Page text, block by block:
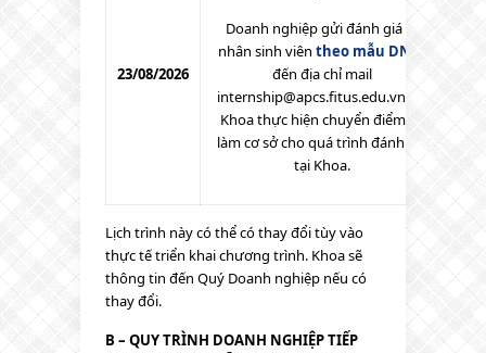
23/08/2026
Doanh nghiệp gửi đánh giá cá
nhân sinh viêntheo mẫu DN02
đến địa chỉ mail
internship@apcs.fitus.edu.vn
Khoa thực hiện chuyển điểm và
làm cơ sở cho quá trình đánh giá
tại Khoa.
Lịch trình này có thể có thay đổi tùy vào
thực tế triển khai chương trình. Khoa sẽ
thông tin đến Quý Doanh nghiệp nếu có
thay đổi.
B – QUY TRÌNH DOANH NGHIỆP TIẾP